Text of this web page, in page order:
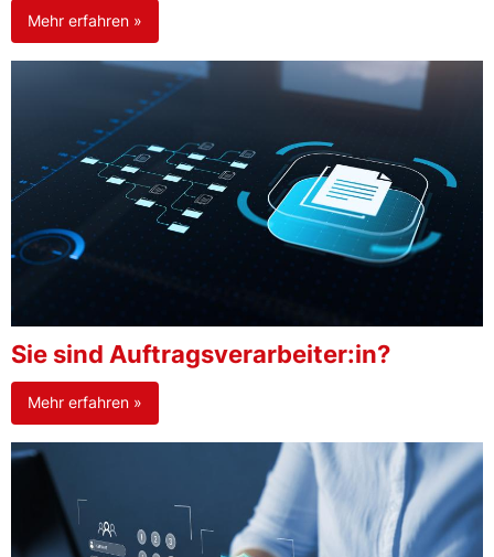
Mehr erfahren »
Sie sind Auftragsverarbeiter:in?
Mehr erfahren »